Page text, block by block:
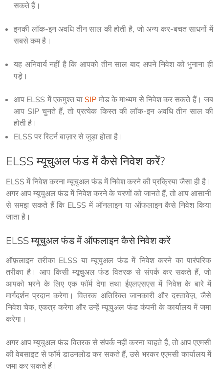
सकते हैं।
इनकी लॉक-इन अवधि तीन साल की होती है, जो अन्य कर-बचत साधनों में
सबसे कम है।
यह अनिवार्य नहीं है कि आपको तीन साल बाद अपने निवेश को भुनाना ही
पड़े।
आप ELSS में एकमुश्त या SIP मोड के माध्यम से निवेश कर सकते हैं। जब
आप SIP चुनते हैं, तो प्रत्येक किस्त की लॉक-इन अवधि तीन साल की
होती है।
ELSS पर रिटर्न बाज़ार से जुड़ा होता है।
ELSS म्यूचुअल फंड में कैसे निवेश करें?
ELSS में निवेश करना म्यूचुअल फंड में निवेश करने की प्रक्रिया जैसा ही है।
अगर आप म्यूचुअल फंड में निवेश करने के चरणों को जानते हैं, तो आप आसानी
से समझ सकते हैं कि ELSS में ऑनलाइन या ऑफलाइन कैसे निवेश किया
जाता है।
ELSS म्यूचुअल फंड में ऑफलाइन कैसे निवेश करें
ऑफ़लाइन तरीका ELSS या म्यूचुअल फंड में निवेश करने का पारंपरिक
तरीका है। आप किसी म्यूचुअल फंड वितरक से संपर्क कर सकते हैं, जो
आपको भरने के लिए एक फॉर्म देगा तथा ईएलएसएस में निवेश के बारे में
मार्गदर्शन प्रदान करेगा। वितरक अतिरिक्त जानकारी और दस्तावेज़, जैसे
निवेश चेक, एकत्र करेगा और उन्हें म्यूचुअल फंड कंपनी के कार्यालय में जमा
करेगा।
अगर आप म्यूचुअल फंड वितरक से संपर्क नहीं करना चाहते हैं, तो आप एएमसी
की वेबसाइट से फॉर्म डाउनलोड कर सकते हैं, उसे भरकर एएमसी कार्यालय में
जमा कर सकते हैं।